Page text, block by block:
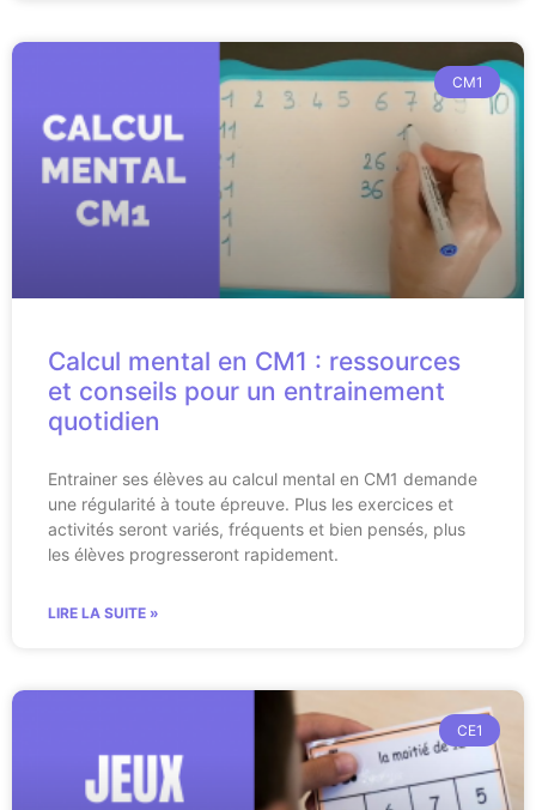
CM1
Calcul mental en CM1 : ressources
et conseils pour un entrainement
quotidien
Entrainer ses élèves au calcul mental en CM1 demande
une régularité à toute épreuve. Plus les exercices et
activités seront variés, fréquents et bien pensés, plus
les élèves progresseront rapidement.
LIRE LA SUITE »
CE1